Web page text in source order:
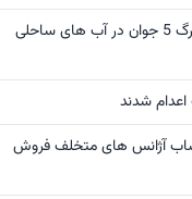
تشکیل پرونده قضایی مرگ 5 جوان در آب های ساحلی
اعدام شدند
و حساب آژانس های متخلف فروش